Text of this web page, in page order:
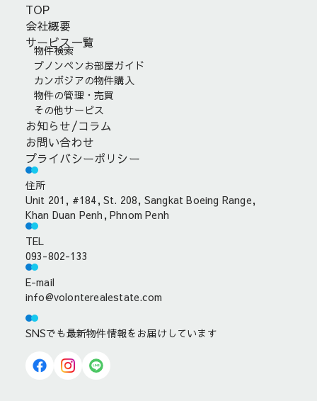
住所
Unit 201, #184, St. 208, Sangkat Boeing Range,
Khan Duan Penh, Phnom Penh
TEL
093-802-133
E-mail
info@volonterealestate.com
SNSでも最新物件情報をお届けしています
TOP
会社概要
サービス一覧
物件検索
プノンペンお部屋ガイド
カンボジアの物件購入
物件の管理・売買
その他サービス
お知らせ/コラム
お問い合わせ
プライバシーポリシー